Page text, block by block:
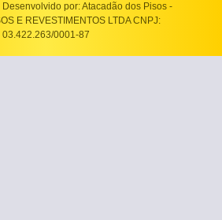
Desenvolvido por: Atacadão dos Pisos -
E REVESTIMENTOS LTDA CNPJ:
03.422.263/0001-87